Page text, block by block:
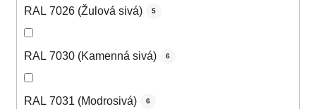
RAL 7026 (Žulová sivá) 5
RAL 7030 (Kamenná sivá) 6
RAL 7031 (Modrosivá) 6